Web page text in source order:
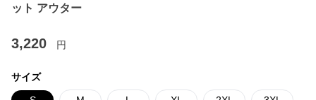
ット アウター
3,220 円
サイズ